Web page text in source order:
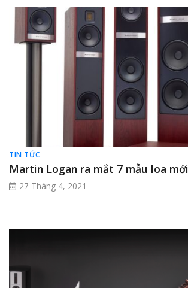
TIN TỨC
Martin Logan ra mắt 7 mẫu loa mới
27 Tháng 4, 2021